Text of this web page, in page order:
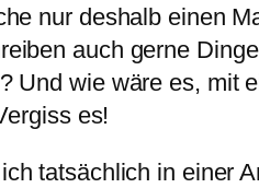
nur deshalb einen
auch gerne
Und wie wäre es, mit
es!
tatsächlich in einer